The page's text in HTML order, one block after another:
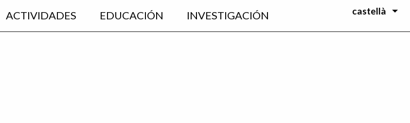
ACTIVIDADES EDUCACIÓN INVESTIGACIÓN castellà